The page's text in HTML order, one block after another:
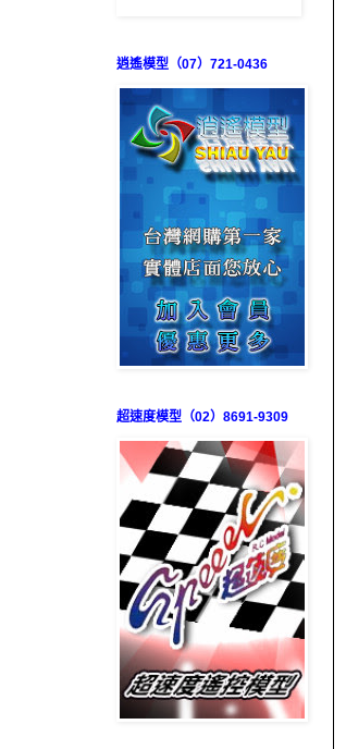
逍遙模型（07）721-0436
超速度模型（02）8691-9309